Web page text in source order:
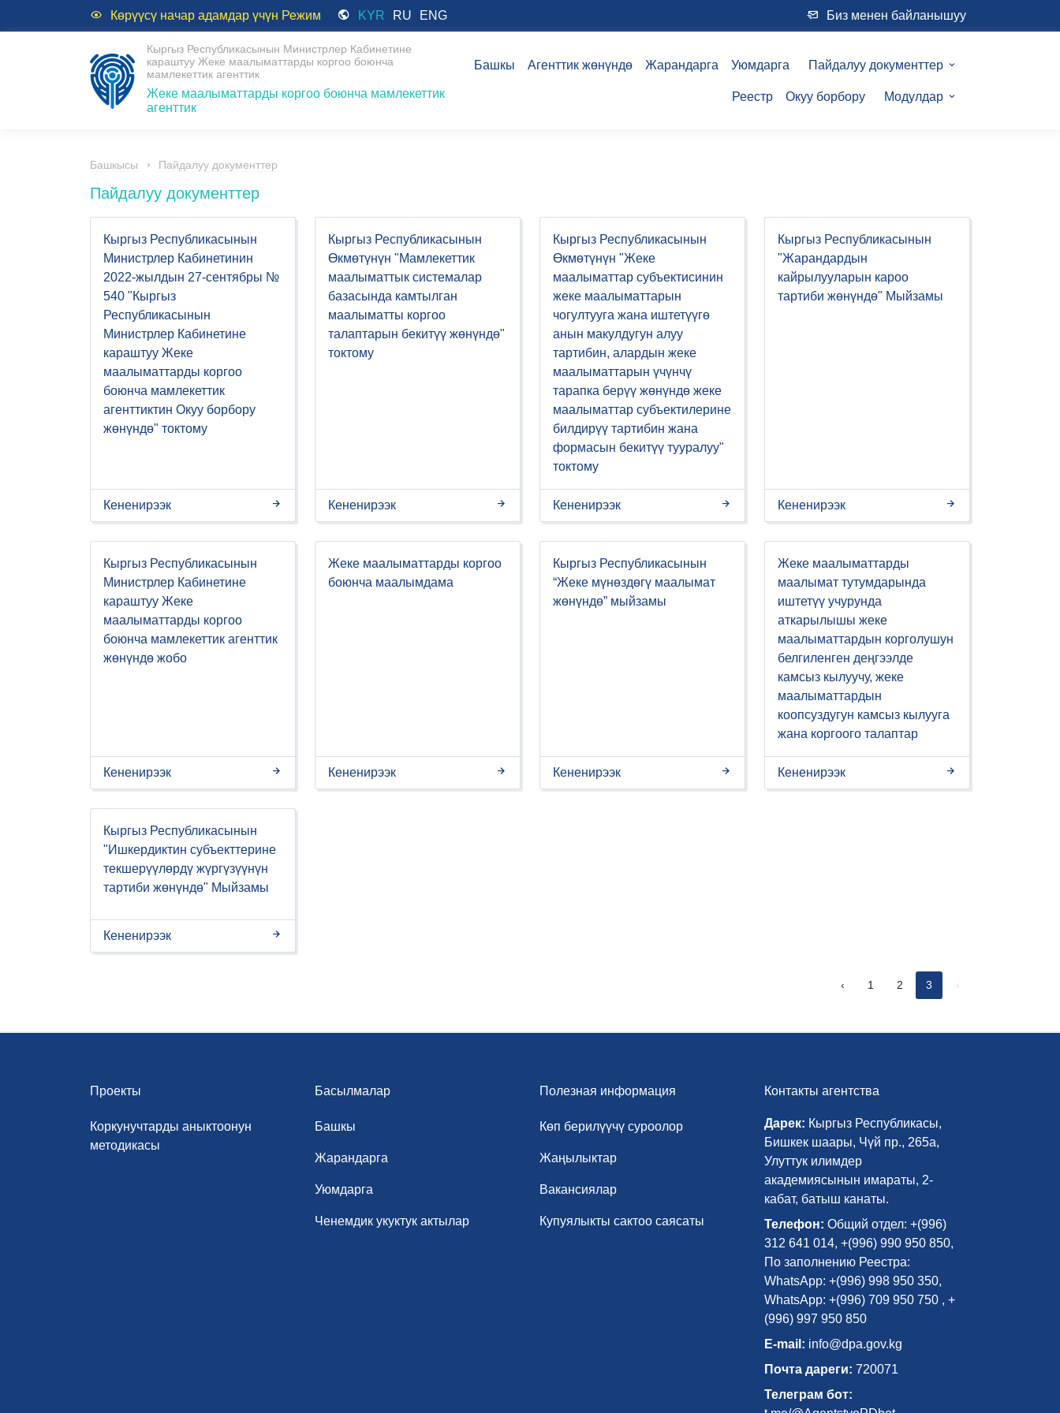
Көрүүсү начар адамдар үчүн Режим KYR RU ENG Биз менен байланышуу
Кыргыз Республикасынын Министрлер Кабинетине
караштуу Жеке маалыматтарды коргоо боюнча
мамлекеттик агенттик
Жеке маалыматтарды коргоо боюнча мамлекеттик
агенттик
Башкы Агенттик жөнүндө Жарандарга Уюмдарга Пайдалуу документтер
Реестр Окуу борбору Модулдар
Башкысы Пайдалуу документтер
Пайдалуу документтер
Кыргыз Республикасынын
Министрлер Кабинетинин
2022-жылдын 27-сентябры №
540 "Кыргыз
Республикасынын
Министрлер Кабинетине
караштуу Жеке
маалыматтарды коргоо
боюнча мамлекеттик
агенттиктин Окуу борбору
жөнүндө" токтому
Кененирээк
Кыргыз Республикасынын
Өкмөтүнүн "Мамлекеттик
маалыматтык системалар
базасында камтылган
маалыматты коргоо
талаптарын бекитүү жөнүндө"
токтому
Кененирээк
Кыргыз Республикасынын
Өкмөтүнүн "Жеке
маалыматтар субъектисинин
жеке маалыматтарын
чогултууга жана иштетүүгө
анын макулдугун алуу
тартибин, алардын жеке
маалыматтарын үчүнчү
тарапка берүү жөнүндө жеке
маалыматтар субъектилерине
билдирүү тартибин жана
формасын бекитүү тууралуу"
токтому
Кененирээк
Кыргыз Республикасынын
"Жарандардын
кайрылууларын кароо
тартиби жөнүндө" Мыйзамы
Кененирээк
Кыргыз Республикасынын
Министрлер Кабинетине
караштуу Жеке
маалыматтарды коргоо
боюнча мамлекеттик агенттик
жөнүндө жобо
Кененирээк
Жеке маалыматтарды коргоо
боюнча маалымдама
Кененирээк
Кыргыз Республикасынын
“Жеке мүнөздөгү маалымат
жөнүндө” мыйзамы
Кененирээк
Жеке маалыматтарды
маалымат тутумдарында
иштетүү учурунда
аткарылышы жеке
маалыматтардын корголушун
белгиленген деңгээлде
камсыз кылуучу, жеке
маалыматтардын
коопсуздугун камсыз кылууга
жана коргоого талаптар
Кененирээк
Кыргыз Республикасынын
"Ишкердиктин субъекттерине
текшерүүлөрдү жүргүзүүнүн
тартиби жөнүндө" Мыйзамы
Кененирээк
‹ 1 2 3 ›
Проекты
Коркунучтарды аныктоонун
методикасы
Басылмалар
Башкы
Жарандарга
Уюмдарга
Ченемдик укуктук актылар
Полезная информация
Көп берилүүчү суроолор
Жаңылыктар
Вакансиялар
Купуялыкты сактоо саясаты
Контакты агентства
Дарек: Кыргыз Республикасы,
Бишкек шаары, Чүй пр., 265а,
Улуттук илимдер
академиясынын имараты, 2-
кабат, батыш канаты.
Телефон: Общий отдел: +(996)
312 641 014, +(996) 990 950 850,
По заполнению Реестра:
WhatsApp: +(996) 998 950 350,
WhatsApp: +(996) 709 950 750 , +
(996) 997 950 850
E-mail: info@dpa.gov.kg
Почта дареги: 720071
Телеграм бот: